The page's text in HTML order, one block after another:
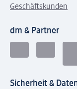
Geschäftskunden
dm & Partner
Sicherheit &